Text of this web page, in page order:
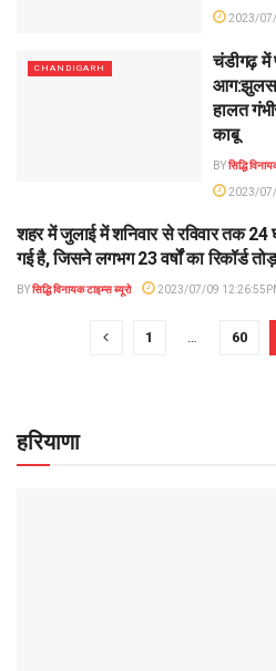
2023/07/
CHANDIGARH
चंडीगढ़ में
हालत
काबू
BYसिद्धि
2023/07/
CHANDIGARH
शहर में जुलाई में शनिवार से रविवार तक
गई है, जिसने लगभग 23 वर्षों का रिकॉर्ड
BYसिद्धि विनायक टाइम्स ब्यूरो 2023/07/09
1 60
हरियाणा